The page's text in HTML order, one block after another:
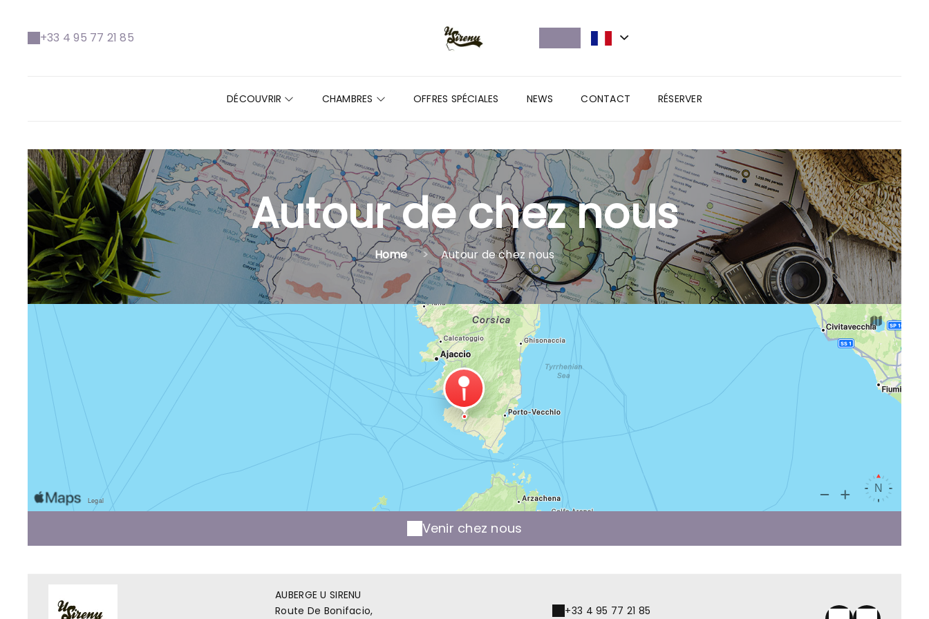
+33 4 95 77 21 85
DÉCOUVRIR CHAMBRES OFFRES SPÉCIALES NEWS CONTACT RÉSERVER
Autour de chez nous
Home Autour de chez nous
Venir chez nous
AUBERGE U SIRENU
Route De Bonifacio,
+33 4 95 77 21 85